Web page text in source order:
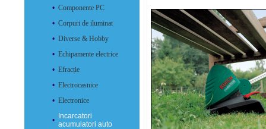
• Componente PC
• Corpuri de iluminat
• Diverse & Hobby
• Echipamente electrice
• Efracție
• Electrocasnice
• Electronice
•
Incarcatori
acumulatori auto